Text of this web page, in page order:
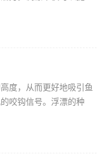
度，从而更好地吸引鱼
咬钩信号。浮漂的种